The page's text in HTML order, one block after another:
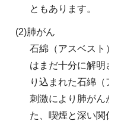
ともあります。
(2)肺がん
石綿（アスベスト）
はまだ十分に解明さ
り込まれた石綿（ア
刺激により肺がんが
た、喫煙と深い関係